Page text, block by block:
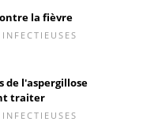
la fièvre
de l'aspergillose
traiter